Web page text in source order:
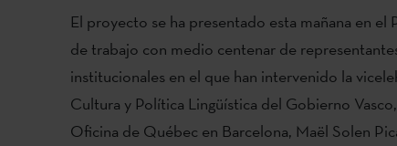
El proyecto se ha presentado esta mañana en el
de trabajo con medio centenar de
institucionales en el que han intervenido la
Cultura y Política Lingüística del Gobierno
Oficina de Québec en Barcelona, Maël Solen